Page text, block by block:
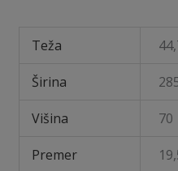
Teža
Širina
Višina 70
Premer